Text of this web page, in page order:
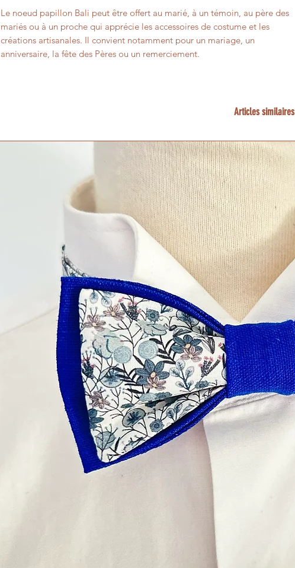
Le noeud papillon Bali peut être offert au marié, à un témoin, au père des
mariés ou à un proche qui apprécie les accessoires de costume et les
créations artisanales. Il convient notamment pour un mariage, un
anniversaire, la fête des Pères ou un remerciement.
Articles similaires